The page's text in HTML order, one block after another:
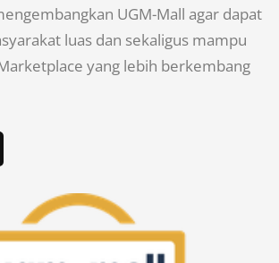
UGM-Mall agar dapat
luas dan sekaligus mampu
yang lebih berkembang